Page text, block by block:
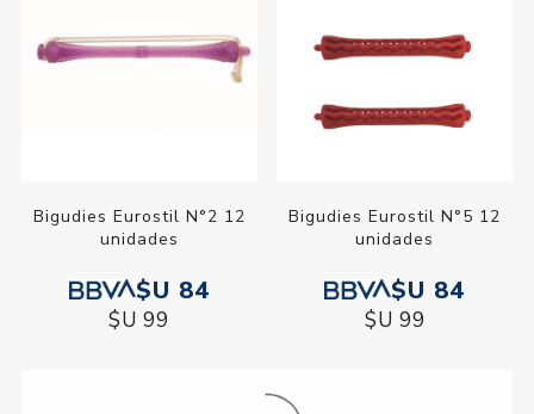
Bigudies Eurostil N°2 12
unidades
$U 84
$U 99
Bigudies Eurostil N°5 12
unidades
$U 84
$U 99